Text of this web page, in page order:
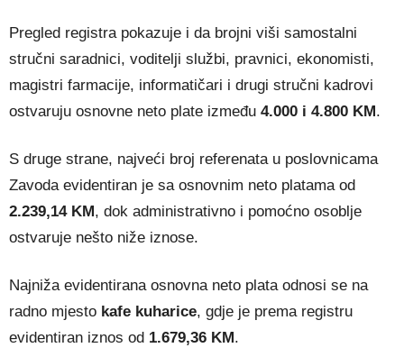
Pregled registra pokazuje i da brojni viši samostalni
stručni saradnici, voditelji službi, pravnici, ekonomisti,
magistri farmacije, informatičari i drugi stručni kadrovi
ostvaruju osnovne neto plate između 4.000 i 4.800 KM.
S druge strane, najveći broj referenata u poslovnicama
Zavoda evidentiran je sa osnovnim neto platama od
2.239,14 KM, dok administrativno i pomoćno osoblje
ostvaruje nešto niže iznose.
Najniža evidentirana osnovna neto plata odnosi se na
radno mjesto kafe kuharice, gdje je prema registru
evidentiran iznos od 1.679,36 KM.